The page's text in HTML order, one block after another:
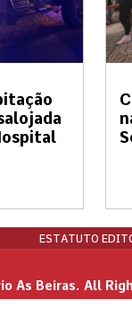
ESTATUTO
As Beiras. All